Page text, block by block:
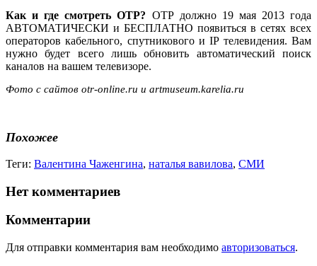
Как и где смотреть ОТР? ОТР должно 19 мая 2013 года
АВТОМАТИЧЕСКИ и БЕСПЛАТНО появиться в сетях всех
операторов кабельного, спутникового и IP телевидения. Вам
нужно будет всего лишь обновить автоматический поиск
каналов на вашем телевизоре.
Фото с сайтов otr-online.ru и artmuseum.karelia.ru
Похожее
Теги: Валентина Чаженгина, наталья вавилова, СМИ
Нет комментариев
Комментарии
Для отправки комментария вам необходимо авторизоваться.